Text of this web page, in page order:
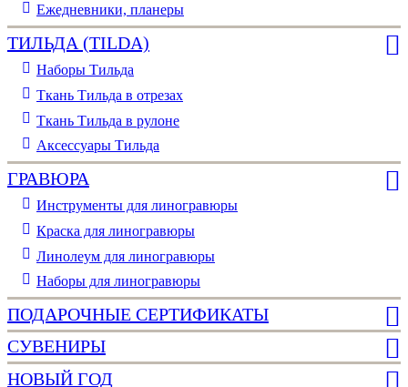
Ежедневники, планеры
ТИЛЬДА (TILDA)
Наборы Тильда
Ткань Тильда в отрезах
Ткань Тильда в рулоне
Аксессуары Тильда
ГРАВЮРА
Инструменты для линогравюры
Краска для линогравюры
Линолеум для линогравюры
Наборы для линогравюры
ПОДАРОЧНЫЕ СЕРТИФИКАТЫ
СУВЕНИРЫ
НОВЫЙ ГОД